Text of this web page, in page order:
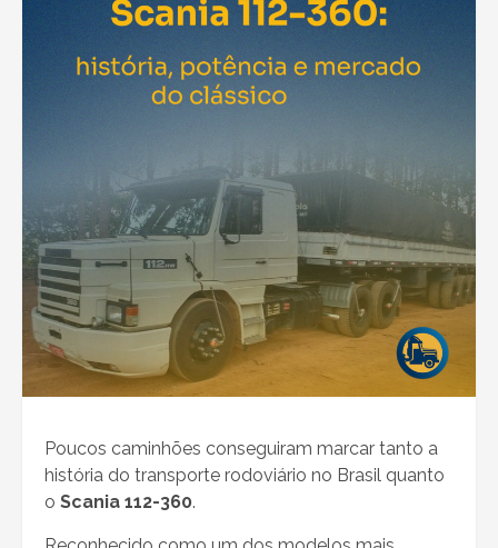
Poucos caminhões conseguiram marcar tanto a
história do transporte rodoviário no Brasil quanto
o Scania 112-360.